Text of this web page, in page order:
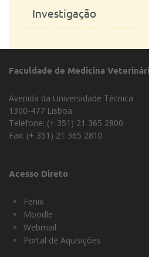
Investigação
Faculdade de Medicina
Avenida da Universidade Técnica
1300-477 Lisboa
Telefone: (+ 351) 21 365 2800
Fax: (+ 351) 21 365 2810
Acesso Direto
Fenix
Moodle
Webmail
Portal de Aquisições